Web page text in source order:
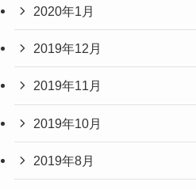
2020年1月
2019年12月
2019年11月
2019年10月
2019年8月